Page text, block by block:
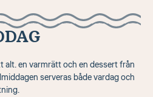
alt. en varmrätt och en dessert från
serveras både vardag och